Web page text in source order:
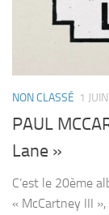
NON CLASSÉ 1
PAUL
Lane »
C’est le 20ème
« McCartney III